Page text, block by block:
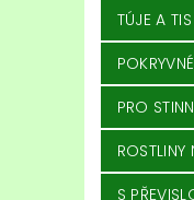
TÚJE A TIS
PRO
S